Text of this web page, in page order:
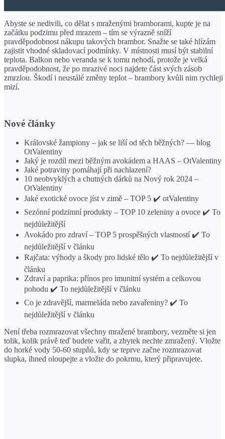
Abyste se nedivili, co dělat s mraženými bramborami, kupte je na
začátku podzimu před mrazem – tím se výrazně sníží
pravděpodobnost nákupu takových brambor. Snažte se také hlízám
zajistit vhodné skladovací podmínky. V místnosti musí být stabilní
teplota. Balkon nebo veranda se k tomu nehodí, protože je velká
pravděpodobnost, že po mrazivé noci najdete část svých zásob
zmrzlou. Škodí i neustálé změny teplot – brambory kvůli nim rychleji
mizí.
Nové články
Královské žampiony – jak se liší od těch běžných? — blog
OtValentiny
Jaký je rozdíl mezi běžným avokádem a HAAS – OtValentiny
Jaké potraviny pomáhají při nachlazení?
10 neobvyklých a chutných dárků na Nový rok 2024 –
OtValentiny
Jaké exotické ovoce jíst v zimě – TOP 5 ✔️ otValentiny
Sezónní podzimní produkty – TOP 10 zeleniny a ovoce ✔️ To
nejdůležitější
Avokádo pro zdraví – TOP 5 prospěšných vlastností ✔️ To
nejdůležitější v článku
Rajčata: výhody a škody pro lidské tělo ✔️ To nejdůležitější v
článku
Zdraví a paprika: přínos pro imunitní systém a celkovou
pohodu ✔️ To nejdůležitější v článku
Co je zdravější, marmeláda nebo zavařeniny? ✔️ To
nejdůležitější v článku
Není třeba rozmrazovat všechny mražené brambory, vezměte si jen
tolik, kolik právě teď budete vařit, a zbytek nechte zmražený. Vložte
do horké vody 50-60 stupňů, kdy se teprve začne rozmrazovat
slupka, ihned oloupejte a vložte do pokrmu, který připravujete.